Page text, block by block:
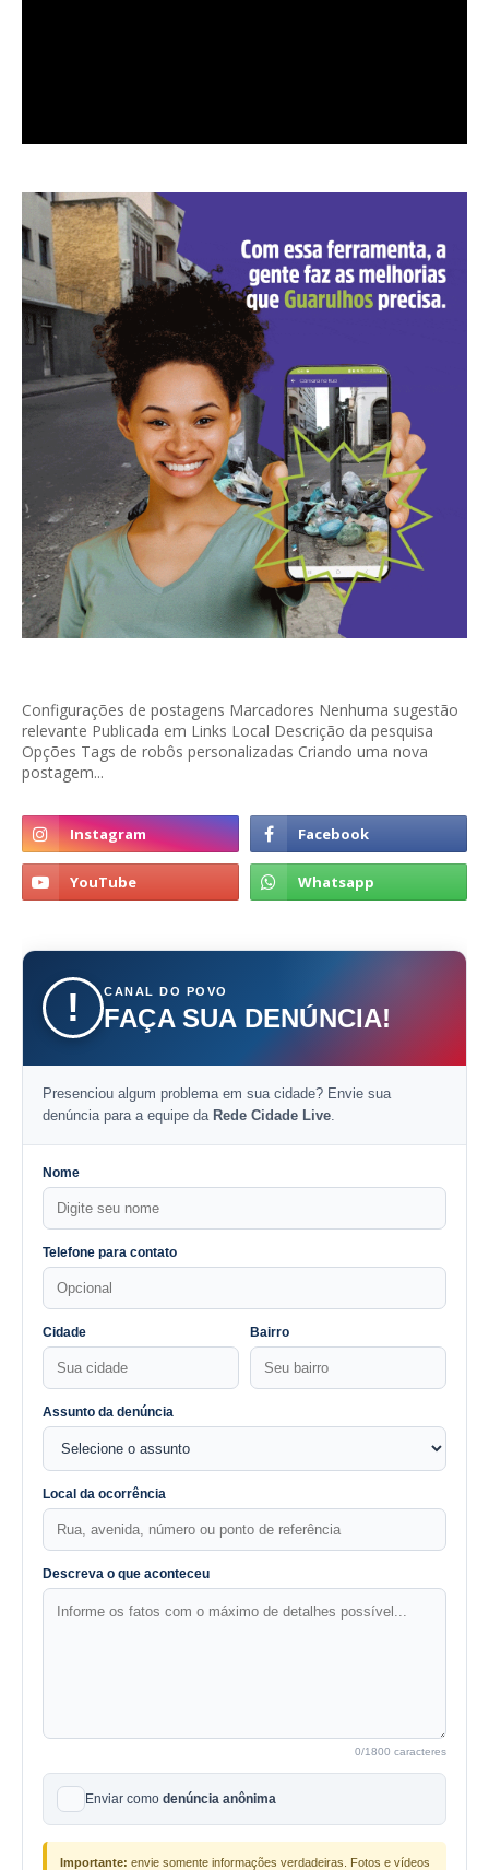
Configurações de postagens Marcadores Nenhuma sugestão
relevante Publicada em Links Local Descrição da pesquisa
Opções Tags de robôs personalizadas Criando uma nova
postagem...
! CANAL DO POVO
FAÇA SUA DENÚNCIA!
Presenciou algum problema em sua cidade? Envie sua
denúncia para a equipe da Rede Cidade Live
Nome
Telefone para contato
Cidade Bairro
Assunto da denúncia
Local da ocorrência
Descreva o que aconteceu
0/1800 caracteres
Enviar como denúncia anônima
Importante: envie somente informações verdadeiras. Fotos e vídeos